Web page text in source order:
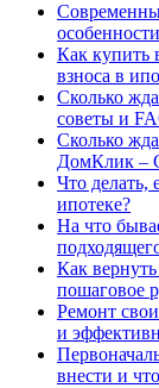
Как купить
взноса в
Сколько
советы и
Сколько
ДомКлик –
Что делать,
ипотеке?
На что
Как
пошаговое
Ремонт
и
внести и